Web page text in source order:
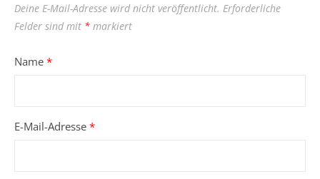
Deine E-Mail-Adresse wird nicht veröffentlicht. Erforderliche
Felder sind mit * markiert
Name *
E-Mail-Adresse *